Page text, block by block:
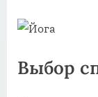
Выбор